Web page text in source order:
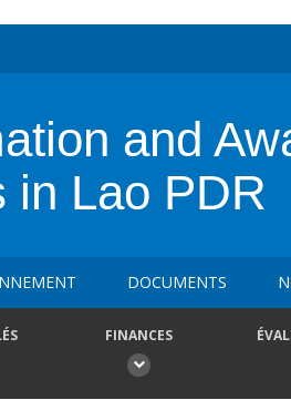
and
in Lao PDR
DOCUMENTS
FINANCES